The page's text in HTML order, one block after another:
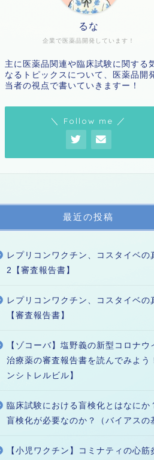
企業で医薬品開発しています！
るな
主に医薬品関連や臨床試験に関する
なるトピックスについて、医薬品開
当者の視点で書いていきますー！
＼ Follow me ／
最近の投稿
レプリコンワクチン、コスタイベの
2【審査報告書】
レプリコンワクチン、コスタイベの
【審査報告書】
【ゾコーバ】塩野義の新型コロナウ
治療薬の審査報告書を読んでみよう
ンシトレルビル】
臨床試験における盲検化とはなにか
盲検化が必要なのか？（バイアスの
【小児ワクチン】コミナティの心筋